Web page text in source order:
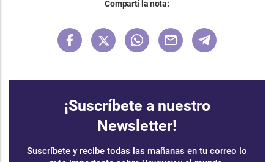
Compartí la nota:
¡Suscríbete a nuestro
Newsletter!
Suscríbete y recibe todas las mañanas en tu correo lo